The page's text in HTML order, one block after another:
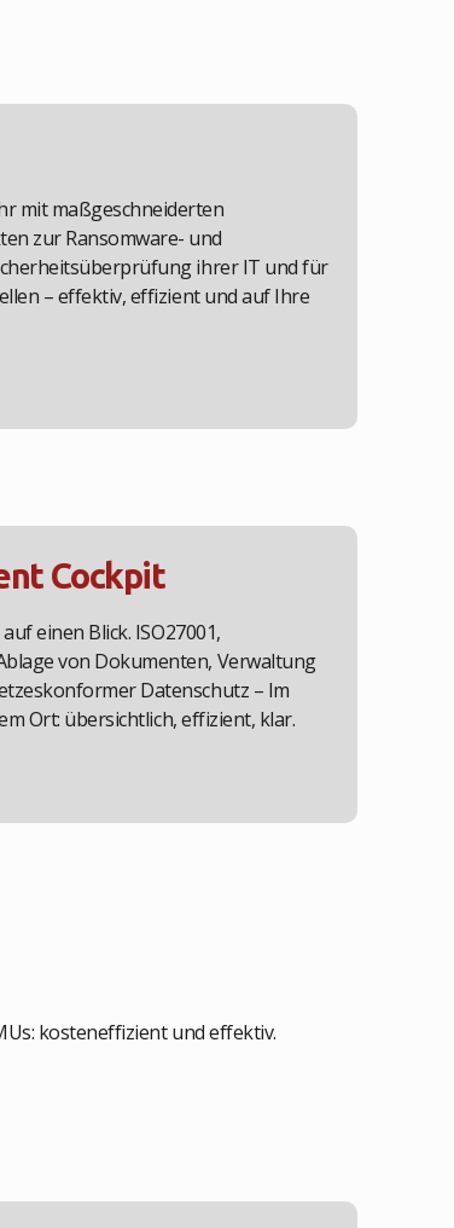
mit maßgeschneiderten
zur Ransomware- und
ihrer IT und für
– effektiv, effizient und auf Ihre
Cockpit
einen Blick. ISO27001,
von Dokumenten, Verwaltung
Datenschutz – Im
Ort: übersichtlich, effizient, klar.
kosteneffizient und effektiv.